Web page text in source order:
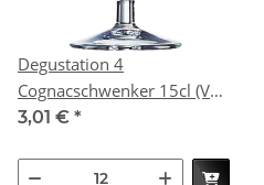
Degustation 4
Cognacschwenker 15cl (VPE
12 St.)
3,01 € *